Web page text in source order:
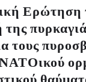
της
τους